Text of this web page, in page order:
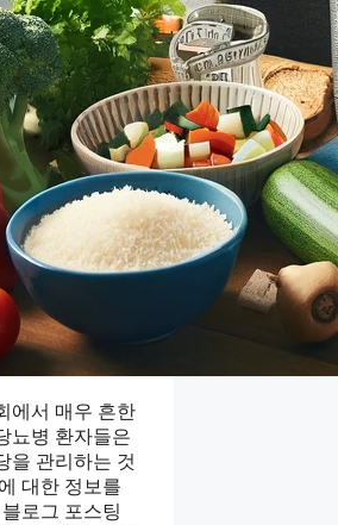
에서 매우 흔한
뇨병 환자들은
을 관리하는 것
대한 정보를
로그 포스팅